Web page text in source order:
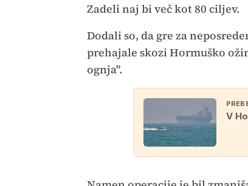
Zadeli naj bi več kot 80 ciljev.
Dodali so, da gre za
prehajale skozi Hormuško
ognja".
V